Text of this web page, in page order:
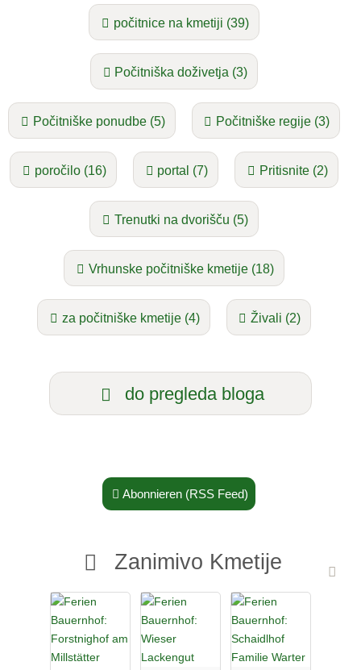
počitnice na kmetiji (39)
Počitniška doživetja (3)
Počitniške ponudbe (5) Počitniške regije (3)
poročilo (16) portal (7) Pritisnite (2)
Trenutki na dvorišču (5)
Vrhunske počitniške kmetije (18)
za počitniške kmetije (4) Živali (2)
do pregleda bloga
Abonnieren (RSS Feed)
Zanimivo Kmetije